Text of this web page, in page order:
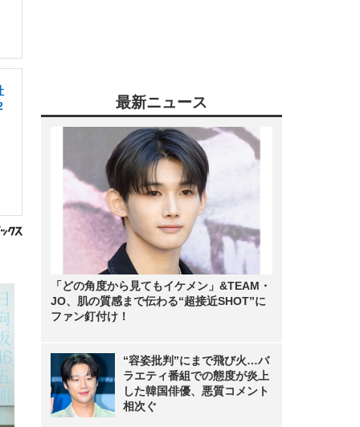
最新ニュース
「どの角度から見てもイケメン」&TEAM・
JO、肌の質感まで伝わる“超接近SHOT”に
ファン釘付け！
“容姿批判”にまで飛び火…バ
ラエティ番組での態度が炎上
した韓国俳優、悪質コメント
相次ぐ